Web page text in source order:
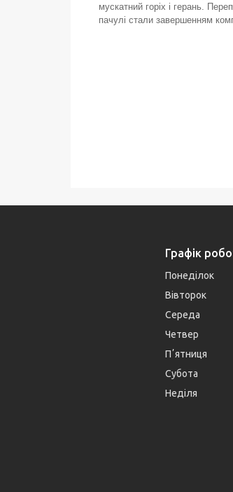
мускатний горіх і герань.
пачулі стали завершенням
Графік
Понеділок
Вівторок
Середа
Четвер
Пʼятниця
Субота
Неділя